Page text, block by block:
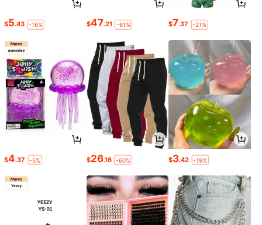
$5.43 -16% $47.21 -61% $7.37 -21%
$4.37 -5% $26.16 -60% $3.42 -19%